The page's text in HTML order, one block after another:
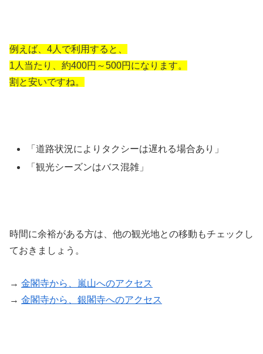
例えば、4人で利用すると、
1人当たり、約400円～500円になります。
割と安いですね。
「道路状況によりタクシーは遅れる場合あり」
「観光シーズンはバス混雑」
時間に余裕がある方は、他の観光地との移動もチェックし
ておきましょう。
→ 金閣寺から、嵐山へのアクセス
→ 金閣寺から、銀閣寺へのアクセス